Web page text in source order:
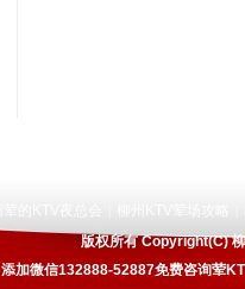
版权所有 Copyright(C)
添加微信132888-52887免费咨询荤